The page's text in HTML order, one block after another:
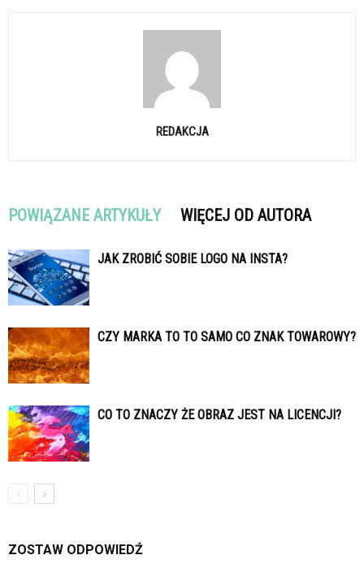
REDAKCJA
POWIĄZANE ARTYKUŁY WIĘCEJ OD AUTORA
JAK ZROBIĆ SOBIE LOGO NA INSTA?
CZY MARKA TO TO SAMO CO ZNAK TOWAROWY?
CO TO ZNACZY ŻE OBRAZ JEST NA LICENCJI?
ZOSTAW ODPOWIEDŹ